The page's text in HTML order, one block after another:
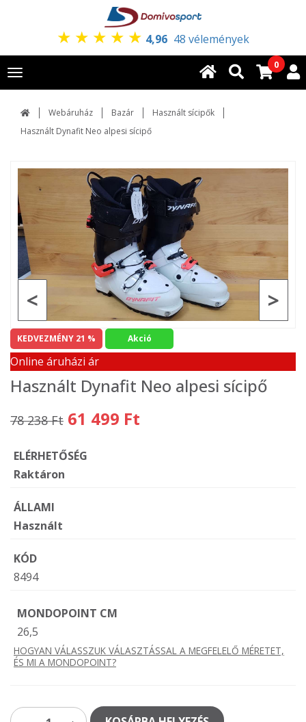
★ ★ ★ ★ ★ 4,96 48 vélemények
Toggle
navigation
0
Webáruház Bazár
Használt sícipők
Használt Dynafit Neo alpesi sícipő
>
<
KEDVEZMÉNY 21 % Akció
Online áruházi ár
Használt Dynafit Neo alpesi sícipő
78 238 Ft 61 499 Ft
ELÉRHETŐSÉG
Raktáron
ÁLLAMI
Használt
KÓD
8494
MONDOPOINT CM
26,5
HOGYAN VÁLASSZUK VÁLASZTÁSSAL A MEGFELELŐ MÉRETET,
ÉS MI A MONDOPOINT?